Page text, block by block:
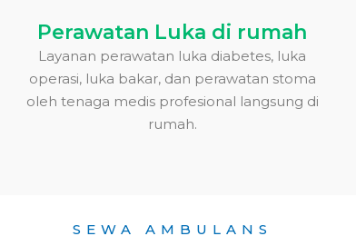
Perawatan Luka di rumah
Layanan perawatan luka diabetes, luka
operasi, luka bakar, dan perawatan stoma
oleh tenaga medis profesional langsung di
rumah.
SEWA AMBULANS